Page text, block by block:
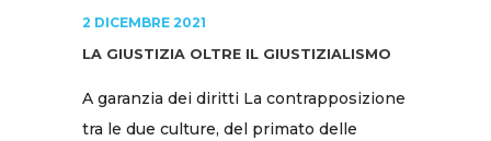
2 DICEMBRE 2021
LA GIUSTIZIA OLTRE IL GIUSTIZIALISMO
A garanzia dei diritti La contrapposizione
tra le due culture, del primato delle